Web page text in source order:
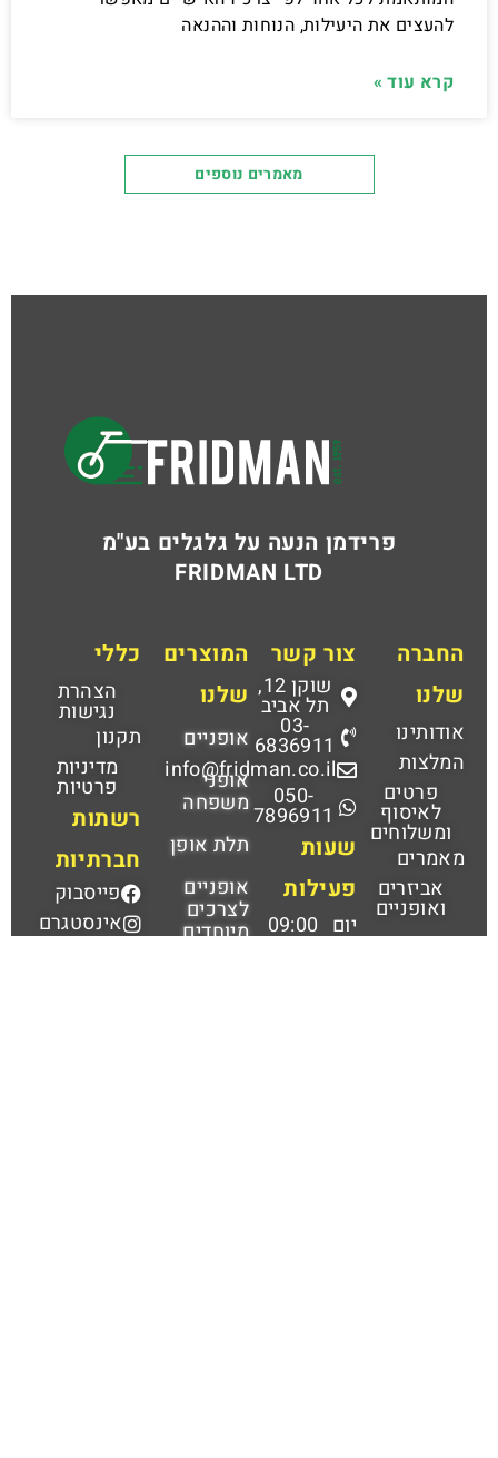
להעצים את היעילות, הנוחות וההנאה
קרא עוד »
מאמרים נוספים
פרידמן הנעה על גלגלים בע"מ
FRIDMAN LTD
החברה
שלנו
אודותינו
המלצות
פרטים
לאיסוף
ומשלוחים
מאמרים
אביזרים
ואופניים
צור קשר
שוקן 12,
תל אביב
03-
6836911
info@fridman.co.il
050-
7896911
שעות
פעילות
יום 09:00
המוצרים
שלנו
אופניים
אופני
משפחה
תלת אופן
אופניים
לצרכים
מיוחדים
כללי
הצהרת
נגישות
תקנון
מדיניות
פרטיות
רשתות
חברתיות
פייסבוק
אינסטגרם